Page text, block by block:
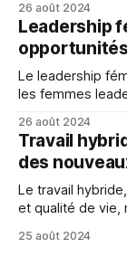
communication,
26 août 2024
Leadership
Le leadership
les femmes
qui les
26 août 2024
Travail
des
Le travail
et qualité de vie,
communication.
25 août 2024